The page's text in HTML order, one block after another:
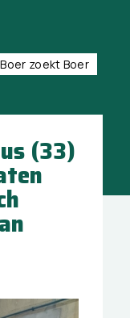
Boer zoekt Boer
(33)